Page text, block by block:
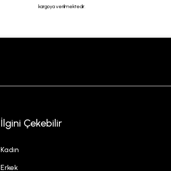
kargoya verilmektedir.
İlgini Çekebilir
Kadın
Erkek